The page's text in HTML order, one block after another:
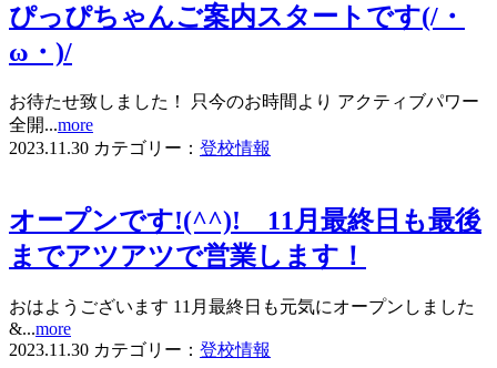
ぴっぴちゃんご案内スタートです(/・
ω・)/
お待たせ致しました！ 只今のお時間より アクティブパワー
全開...more
2023.11.30 カテゴリー： 登校情報
オープンです!(^^)! 11月最終日も最後
までアツアツで営業します！
おはようございます 11月最終日も元気にオープンしました
&...more
2023.11.30 カテゴリー： 登校情報